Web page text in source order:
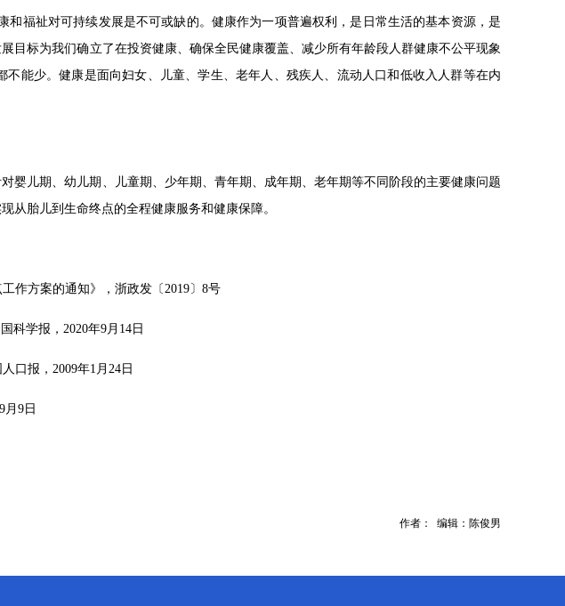
和福祉对可持续发展是不可或缺的。健康作为一项普遍权利，是日常生活的基本资源，是
目标为我们确立了在投资健康、确保全民健康覆盖、减少所有年龄段人群健康不公平现象
不能少。健康是面向妇女、儿童、学生、老年人、残疾人、流动人口和低收入人群等在内
婴儿期、幼儿期、儿童期、少年期、青年期、成年期、老年期等不同阶段的主要健康问题
从胎儿到生命终点的全程健康服务和健康保障。
作方案的通知》，浙政发〔2019〕8号
科学报，2020年9月14日
口报，2009年1月24日
月9日
作者： 编辑：陈俊男